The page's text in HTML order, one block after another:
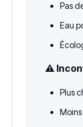
Pas
Eau
⚠️
Plus